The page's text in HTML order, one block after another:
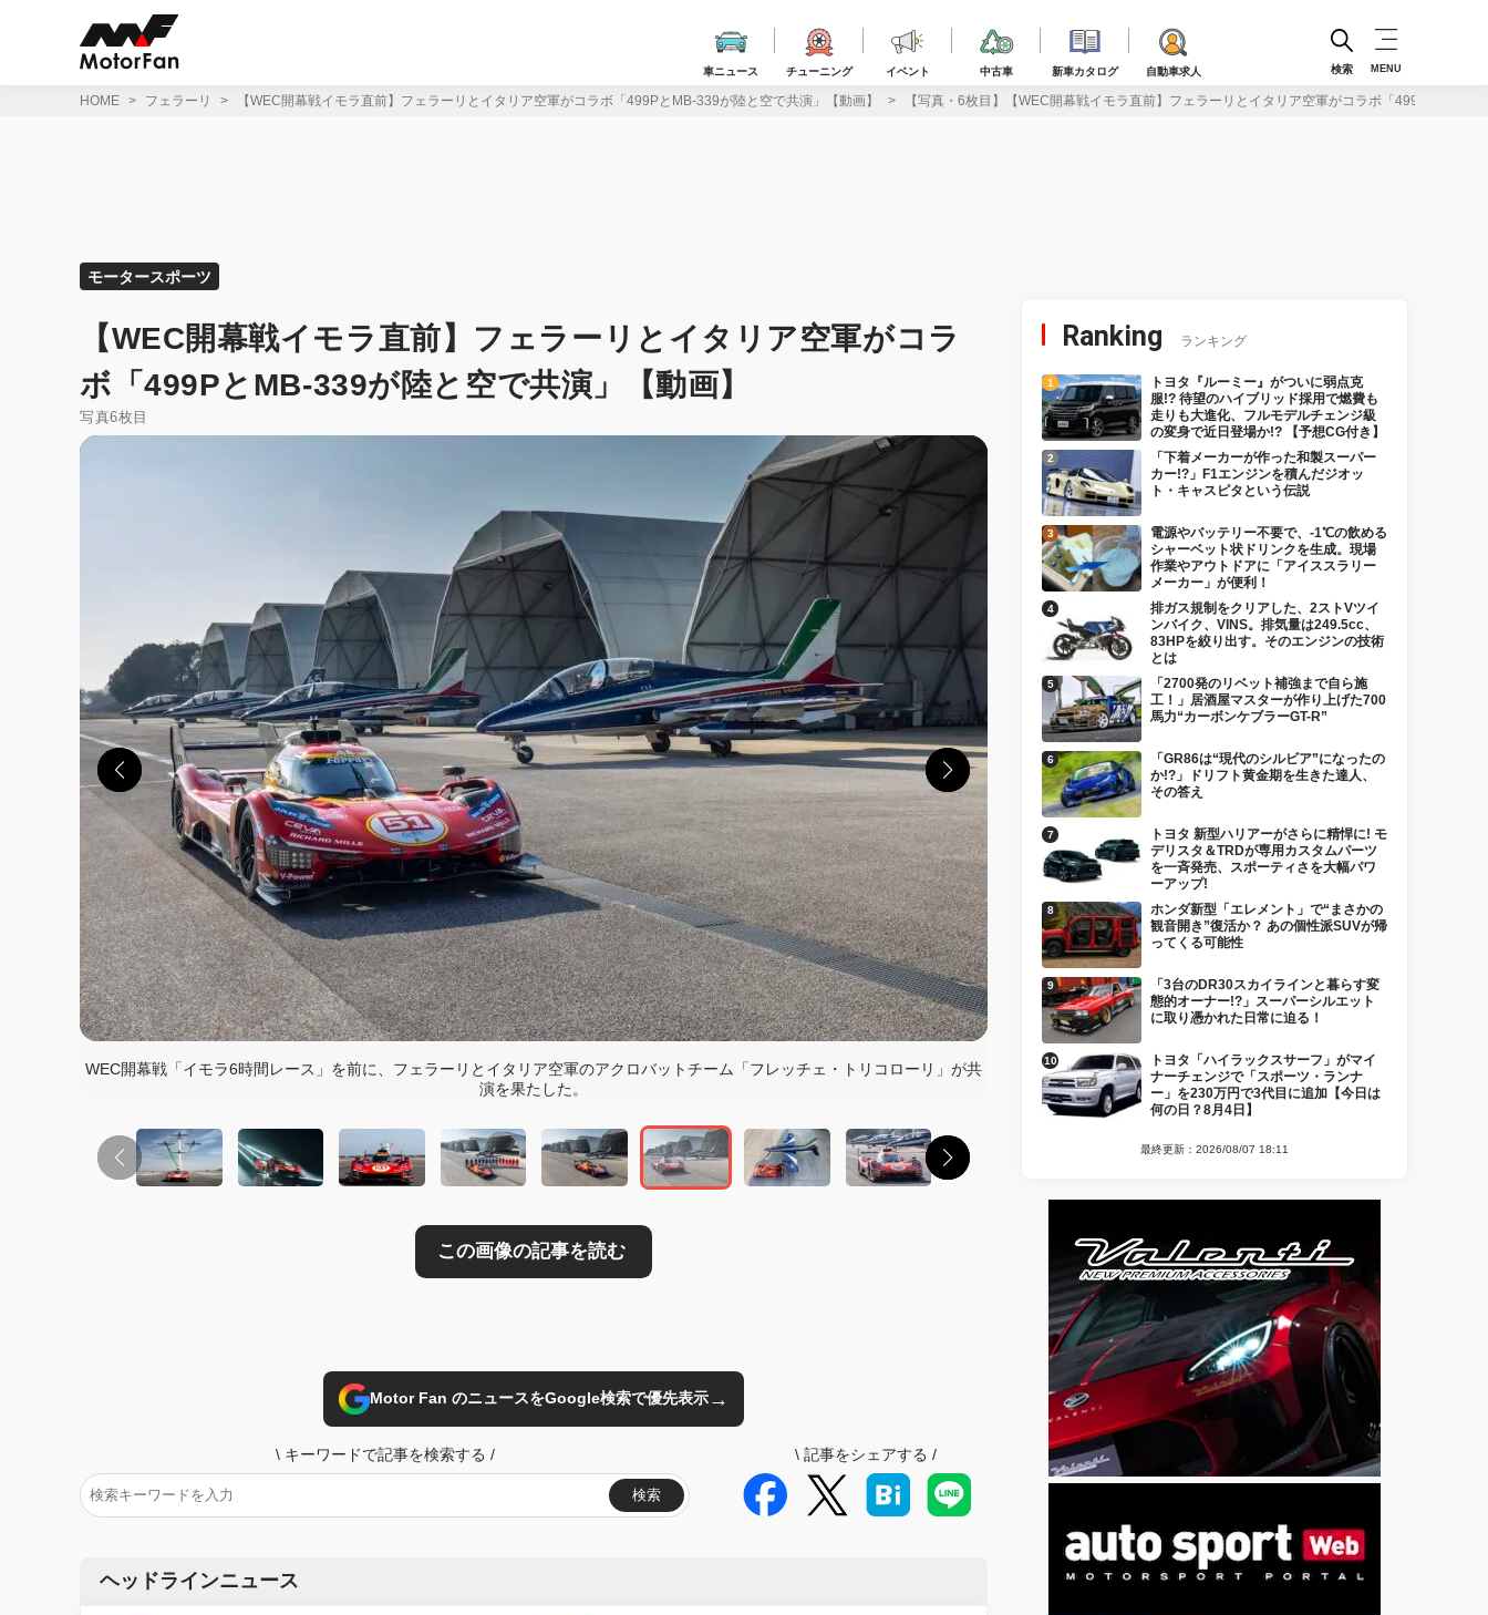
車ニュース チューニング イベント 中古車 新車カタログ 自動車求人 検索 MENU
HOME フェラーリ 【WEC開幕戦イモラ直前】フェラーリとイタリア空軍がコラボ「499PとMB-339が陸と空で共演」【動画】 【写真・6枚目】【WEC開幕戦イモラ直前】フェラーリとイタリア空軍がコラボ「499PとMB-
モータースポーツ
【WEC開幕戦イモラ直前】フェラーリとイタリア空軍がコラ
ボ「499PとMB-339が陸と空で共演」【動画】
写真6枚目
WEC開幕戦「イモラ6時間レース」を前に、フェラーリとイタリア空軍のアクロバットチーム「フレッチェ・トリコローリ」が共
演を果たした。
この画像の記事を読む
Motor Fan のニュースをGoogle検索で優先表示→
\ キーワードで記事を検索する /
検索
\ 記事をシェアする /
ヘッドラインニュース
Ranking ランキング
トヨタ『ルーミー』がついに弱点克
服!? 待望のハイブリッド採用で燃費も
走りも大進化、フルモデルチェンジ級
の変身で近日登場か!? 【予想CG付き】
「下着メーカーが作った和製スーパー
カー!?」F1エンジンを積んだジオッ
ト・キャスピタという伝説
電源やバッテリー不要で、-1℃の飲める
シャーベット状ドリンクを生成。現場
作業やアウトドアに「アイススラリー
メーカー」が便利！
排ガス規制をクリアした、2ストVツイ
ンバイク、VINS。排気量は249.5cc、
83HPを絞り出す。そのエンジンの技術
とは
「2700発のリベット補強まで自ら施
工！」居酒屋マスターが作り上げた700
馬力“カーボンケブラーGT-R”
「GR86は“現代のシルビア”になったの
か!?」ドリフト黄金期を生きた達人、
その答え
トヨタ 新型ハリアーがさらに精悍に! モ
デリスタ＆TRDが専用カスタムパーツ
を一斉発売、スポーティさを大幅パワ
ーアップ!
ホンダ新型「エレメント」で“まさかの
観音開き”復活か？ あの個性派SUVが帰
ってくる可能性
「3台のDR30スカイラインと暮らす変
態的オーナー!?」スーパーシルエット
に取り憑かれた日常に迫る！
トヨタ「ハイラックスサーフ」がマイ
ナーチェンジで「スポーツ・ランナ
ー」を230万円で3代目に追加【今日は
何の日？8月4日】
最終更新：2026/08/07 18:11